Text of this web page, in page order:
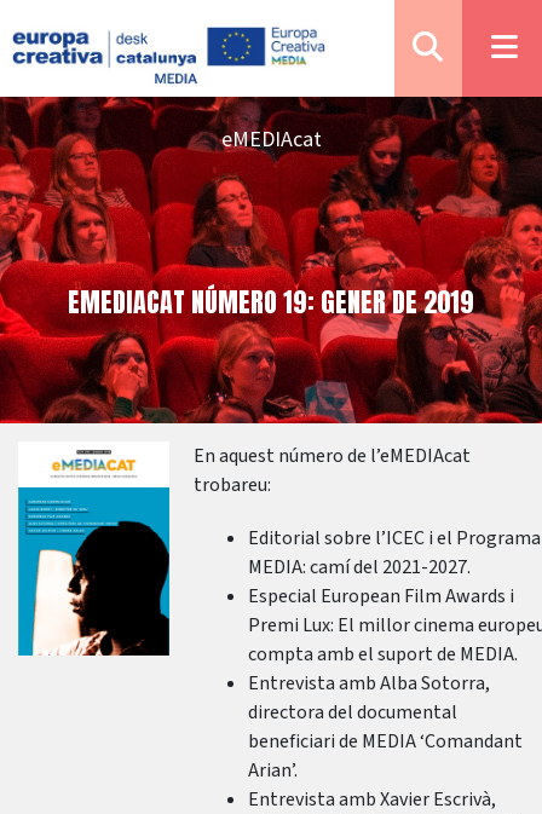
eMEDIAcat
EMEDIACAT NÚMERO 19: GENER DE 2019
En aquest número de l’eMEDIAcat
trobareu:
Editorial sobre l’ICEC i el Programa
MEDIA: camí del 2021-2027.
Especial European Film Awards i
Premi Lux: El millor cinema
compta amb el suport de MEDIA.
Entrevista amb Alba Sotorra,
directora del documental
beneficiari de MEDIA ‘Comandant
Arian’.
Entrevista amb Xavier Escrivà,